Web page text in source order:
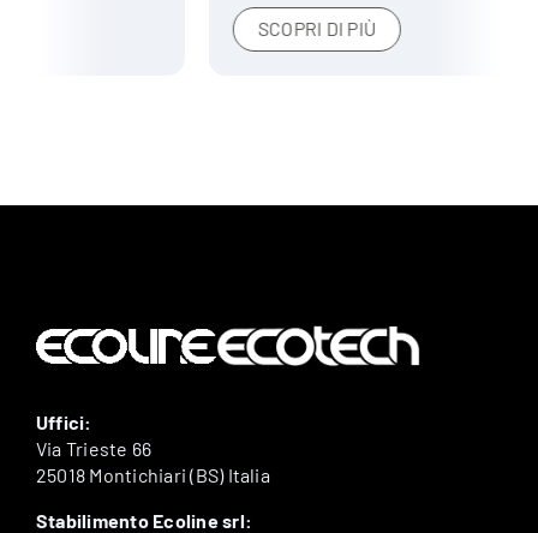
SCOPRI DI PIÙ
Uffici:
Via Trieste 66
25018 Montichiari (BS) Italia
Stabilimento Ecoline srl: